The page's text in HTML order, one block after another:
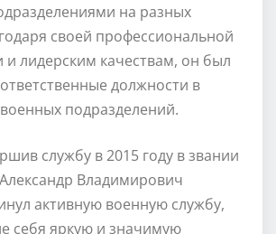
на разных
своей профессиональной
и лидерским качествам, он был
должности в
подразделений.
службу в 2015 году в звании
Владимирович
активную военную службу,
себя яркую и значимую